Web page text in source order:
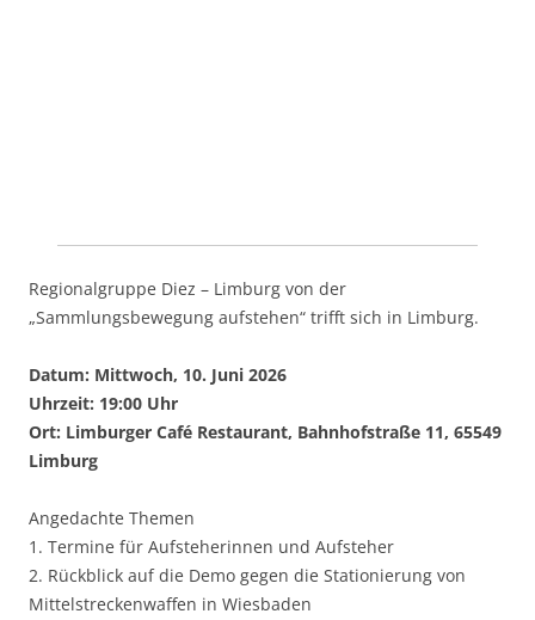
Regionalgruppe Diez – Limburg von der
„Sammlungsbewegung aufstehen“ trifft sich in Limburg.
Datum: Mittwoch, 10. Juni 2026
Uhrzeit: 19:00 Uhr
Ort: Limburger Café Restaurant, Bahnhofstraße 11, 65549
Limburg
Angedachte Themen
1. Termine für Aufsteherinnen und Aufsteher
2. Rückblick auf die Demo gegen die Stationierung von
Mittelstreckenwaffen in Wiesbaden